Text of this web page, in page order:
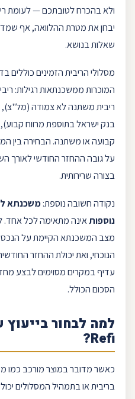
ולא בהכרח לטובתכם — לעומת
יבחן את מטרת ההלוואה, אף
שאלות בנושא.
מסלולי הריבית הזמינים כוללים
המוכרות ממשכנתאותרגילות:
ריבית משתנהלא צמודה (מל"צ),
בנק ישראלבתוספת מרווח
קבועהאו משתנה. הבחירה בין
על גובה ההחזר החודשי לאורך
בצורה שרירותית.
נקודה חשובה נוספת:משכנתא
נוספותאינה מתאימה לכל אחד.
מצב המשכנתא הקיימת על הנכס
הנוכחי, ואת יכולת ההחזר
עדיף במקרים מסוימים לבצע
הסכום הכולל.
למה לבחור
Refi
?
כאשר מדובר במוצר מורכב
בריבית או בתמהיל המסלולים